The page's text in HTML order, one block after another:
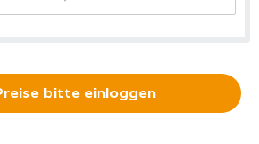
bitte einloggen